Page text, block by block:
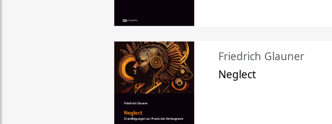
Friedrich Glauner
Neglect